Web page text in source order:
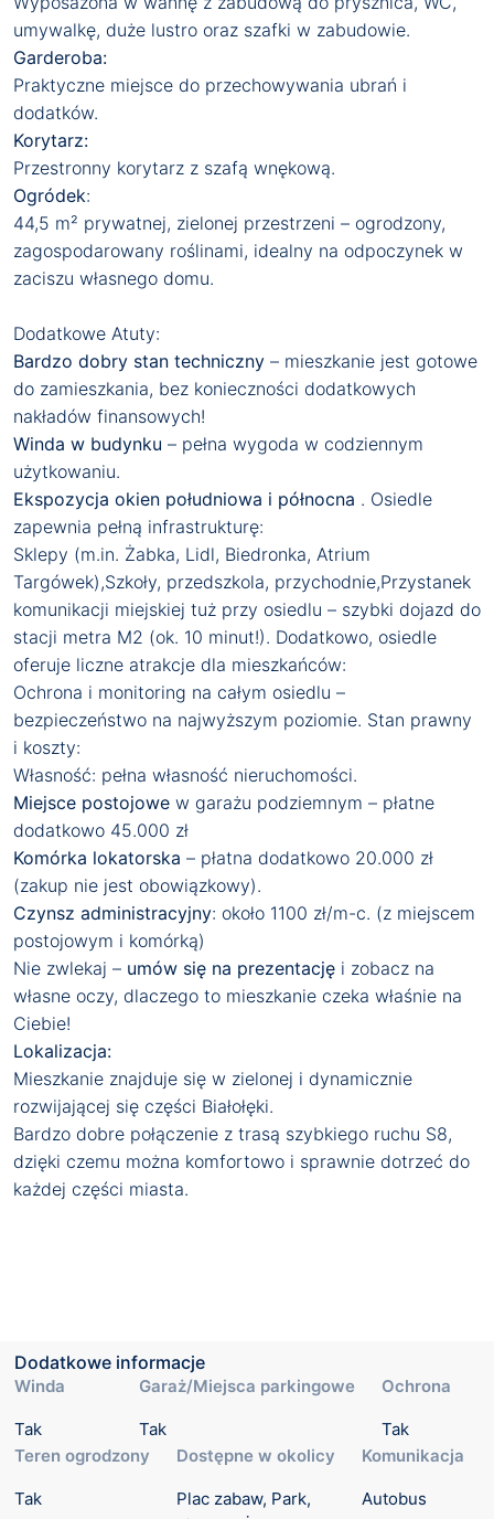
umywalkę, duże lustro oraz szafki w zabudowie.
Garderoba:
Praktyczne miejsce do przechowywania ubrań i
dodatków.
Korytarz:
Przestronny korytarz z szafą wnękową.
Ogródek:
44,5 m² prywatnej, zielonej przestrzeni – ogrodzony,
zagospodarowany roślinami, idealny na odpoczynek w
zaciszu własnego domu.
Dodatkowe Atuty:
Bardzo dobry stan techniczny – mieszkanie jest gotowe
do zamieszkania, bez konieczności dodatkowych
nakładów finansowych!
Winda w budynku – pełna wygoda w codziennym
użytkowaniu.
Ekspozycja okien południowa i północna . Osiedle
zapewnia pełną infrastrukturę:
Sklepy (m.in. Żabka, Lidl, Biedronka, Atrium
Targówek),Szkoły, przedszkola, przychodnie,Przystanek
komunikacji miejskiej tuż przy osiedlu – szybki dojazd do
stacji metra M2 (ok. 10 minut!). Dodatkowo, osiedle
oferuje liczne atrakcje dla mieszkańców:
Ochrona i monitoring na całym osiedlu –
bezpieczeństwo na najwyższym poziomie. Stan prawny
i koszty:
Własność: pełna własność nieruchomości.
Miejsce postojowe w garażu podziemnym – płatne
dodatkowo 45.000 zł
Komórka lokatorska – płatna dodatkowo 20.000 zł
(zakup nie jest obowiązkowy).
Czynsz administracyjny: około 1100 zł/m-c. (z miejscem
postojowym i komórką)
Nie zwlekaj – umów się na prezentację i zobacz na
własne oczy, dlaczego to mieszkanie czeka właśnie na
Ciebie!
Lokalizacja:
Mieszkanie znajduje się w zielonej i dynamicznie
rozwijającej się części Białołęki.
Bardzo dobre połączenie z trasą szybkiego ruchu S8,
dzięki czemu można komfortowo i sprawnie dotrzeć do
każdej części miasta.
Dodatkowe informacje
Winda
Tak
Garaż/Miejsca parkingowe
Tak
Ochrona
Tak
Teren ogrodzony
Tak
Dostępne w okolicy
Plac zabaw, Park,
Komunikacja
Autobus